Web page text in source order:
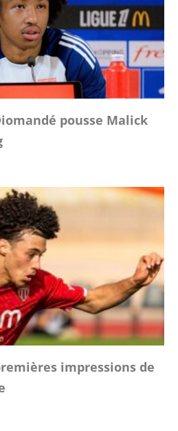
pousse Malick
impressions de